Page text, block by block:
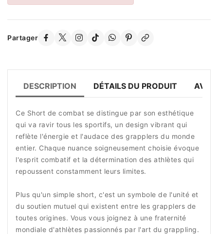
Partager
DESCRIPTION DÉTAILS DU PRODUIT AVIS
Ce Short de combat se distingue par son esthétique
qui va ravir tous les sportifs, un design vibrant qui
reflète l'énergie et l'audace des grapplers du monde
entier. Chaque nuance soigneusement choisie évoque
l'esprit combatif et la détermination des athlètes qui
repoussent constamment leurs limites.
Plus qu'un simple short, c'est un symbole de l'unité et
du soutien mutuel qui existent entre les grapplers de
toutes origines. Vous vous joignez à une fraternité
mondiale d'athlètes passionnés par l'art du grappling.